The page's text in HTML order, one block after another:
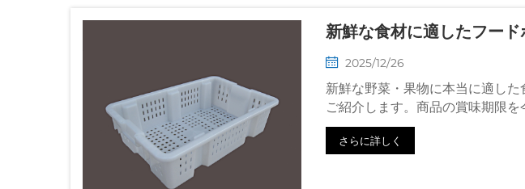
新鮮な食材に適したフー
2025/12/26
新鮮な野菜・果物に本当に適し
ご紹介します。商品の賞味期限を
さらに詳しく